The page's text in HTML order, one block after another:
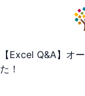
【Excel Q&A】オ
た！